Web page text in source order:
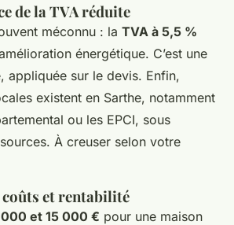
de la TVA réduite
méconnu : la TVA à 5,5 %
énergétique. C’est une
appliquée sur le devis. Enfin,
existent en Sarthe, notamment
ou les EPCI, sous
À creuser selon votre
et rentabilité
et 15 000 € pour une maison